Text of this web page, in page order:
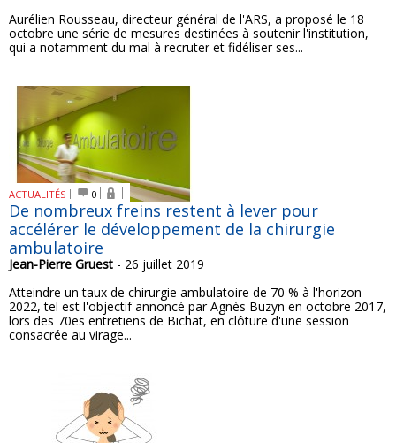
Aurélien Rousseau, directeur général de l'ARS, a proposé le 18
octobre une série de mesures destinées à soutenir l'institution,
qui a notamment du mal à recruter et fidéliser ses...
ACTUALITÉS 0
De nombreux freins restent à lever pour
accélérer le développement de la chirurgie
ambulatoire
Jean-Pierre Gruest - 26 juillet 2019
Atteindre un taux de chirurgie ambulatoire de 70 % à l'horizon
2022, tel est l'objectif annoncé par Agnès Buzyn en octobre 2017,
lors des 70es entretiens de Bichat, en clôture d'une session
consacrée au virage...